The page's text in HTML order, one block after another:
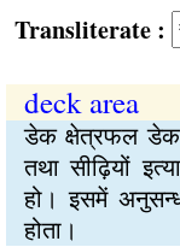
:
deck area
डेक क्षेत्रफल डेक
तथा सीढ़ियों
हो। इसमें
होता।